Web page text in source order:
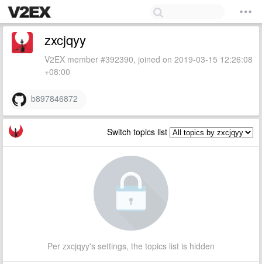
zxcjqyy
V2EX member #392390, joined on 2019-03-15 12:26:08
+08:00
b897846872
Switch topics list
Per zxcjqyy's settings, the topics list is hidden